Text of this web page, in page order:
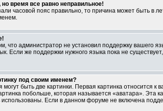
время все равно неправильное!
часовой пояс правильно, то причина может быть в
что администратор не установил поддержку
Если же поддержки нужного языка пока не
под своим именем?
быть две картинки. Первая картинка относится
побольше, которая называется «аватара». Эта
использованы. Если в данном форуме не включена